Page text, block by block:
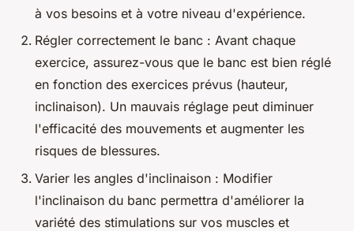
à vos besoins et à votre niveau d'expérience.
Régler correctement le banc : Avant chaque
exercice, assurez-vous que le banc est bien réglé
en fonction des exercices prévus (hauteur,
inclinaison). Un mauvais réglage peut diminuer
l'efficacité des mouvements et augmenter les
risques de blessures.
Varier les angles d'inclinaison : Modifier
l'inclinaison du banc permettra d'améliorer la
variété des stimulations sur vos muscles et